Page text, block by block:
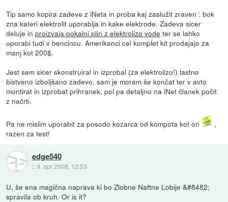
Tip samo kopira zadeve z iNeta in proba kaj zaslužit zraven : bok
zna kateri elektrolit uporablja in kake elektrode. Zadeva sicer
deluje inproizvaja pokalni plin z elektrolizo vode ter se lahko
uporabi tudi v bencincu. Amerikanci cel komplet kit prodajajo za
manj kot 200$.
Jest sem sicer skonstruiral in izprobal (za elektrolizo!) lastno
bistveno izboljšano zadevo, sam je moram še končat ter v avto
montirat in izprobat prihranek, pol pa detaljno na iNet članek počit
z načrti.
Pa ne mislim uporabit za posodo kozarca od kompota kot on
,
razen za test!
edge540
::9. apr 2008, 12:53
U, še ena magična naprava ki bo Zlobne Naftne Lobije &#8482;
spravila ob kruh. Or is it?